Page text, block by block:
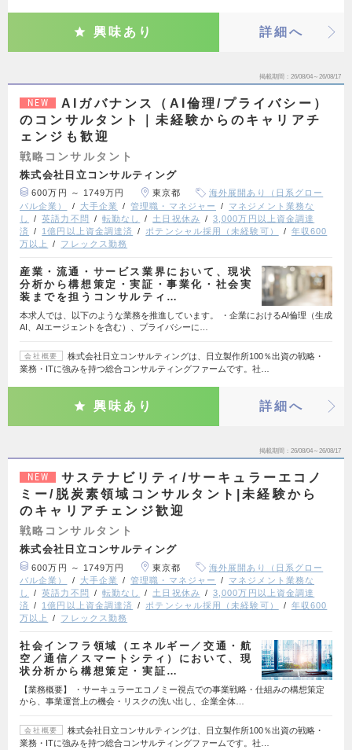
興味あり 詳細へ
掲載期間 26/08/04～26/08/17
NEW
AIガバナンス（AI倫理/プライバシー）
のコンサルタント｜未経験からのキャリアチ
ェンジも歓迎
戦略コンサルタント
株式会社日立コンサルティング
600万円 ～ 1749万円 東京都
海外展開あり（日系グロー
バル企業）
大手企業 管理職・マネジャー
マネジメント業務な
し
英語力不問 転勤なし 土日祝休み
3,000万円以上資金調達
済
1億円以上資金調達済 ポテンシャル採用（未経験可）
年収600
万以上
フレックス勤務
産業・流通・サービス業界において、現状
分析から構想策定・実証・事業化・社会実
装までを担うコンサルティ…
本求人では、以下のような業務を推進しています。 ・企業におけるAI倫理（生成
AI、AIエージェントを含む）、プライバシーに…
会社概要
株式会社日立コンサルティングは、日立製作所100％出資の戦略・
業務・ITに強みを持つ総合コンサルティングファームです。社…
興味あり 詳細へ
掲載期間 26/08/04～26/08/17
NEW
サステナビリティ/サーキュラーエコノ
ミー/脱炭素領域コンサルタント|未経験から
のキャリアチェンジ歓迎
戦略コンサルタント
株式会社日立コンサルティング
600万円 ～ 1749万円 東京都
海外展開あり（日系グロー
バル企業）
大手企業 管理職・マネジャー
マネジメント業務な
し
英語力不問 転勤なし 土日祝休み
3,000万円以上資金調達
済
1億円以上資金調達済 ポテンシャル採用（未経験可）
年収600
万以上
フレックス勤務
社会インフラ領域（エネルギー／交通・航
空／通信／スマートシティ）において、現
状分析から構想策定・実証…
【業務概要】 ・サーキュラーエコノミー視点での事業戦略・仕組みの構想策定
から、事業運営上の機会・リスクの洗い出し、企業全体…
会社概要
株式会社日立コンサルティングは、日立製作所100％出資の戦略・
業務・ITに強みを持つ総合コンサルティングファームです。社…